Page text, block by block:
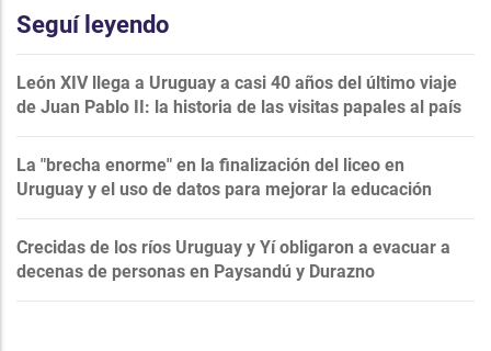
Seguí leyendo
León XIV llega a Uruguay a casi 40 años del último viaje
de Juan Pablo II: la historia de las visitas papales al país
La "brecha enorme" en la finalización del liceo en
Uruguay y el uso de datos para mejorar la educación
Crecidas de los ríos Uruguay y Yí obligaron a evacuar a
decenas de personas en Paysandú y Durazno